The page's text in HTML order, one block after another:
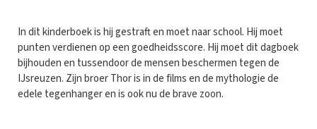
In dit kinderboek is hij gestraft en moet naar school. Hij moet
punten verdienen op een goedheidsscore. Hij moet dit dagboek
bijhouden en tussendoor de mensen beschermen tegen de
IJsreuzen. Zijn broer Thor is in de films en de mythologie de
edele tegenhanger en is ook nu de brave zoon.